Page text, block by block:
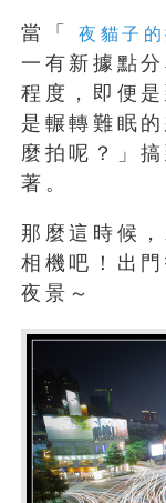
當「 夜貓子
一有新據點
程度，即便
是輾轉難眠
麼拍呢？」
著。
那麼這時候
相機吧！出
夜景～